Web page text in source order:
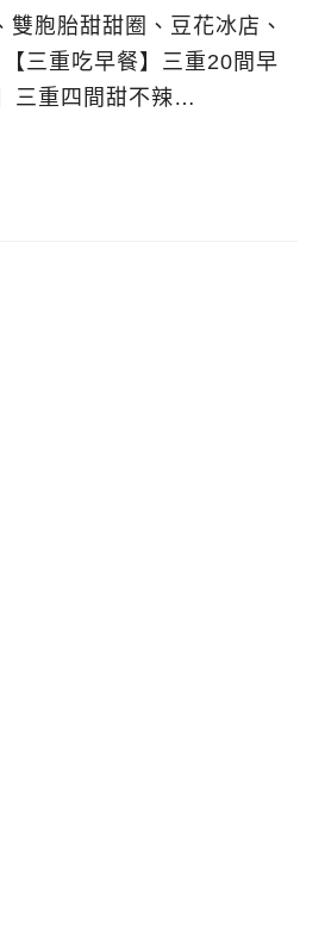
胞胎甜甜圈、豆花冰店、
三重吃早餐】三重20間早
三重四間甜不辣…